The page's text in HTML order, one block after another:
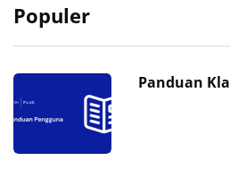
Populer
Panduan